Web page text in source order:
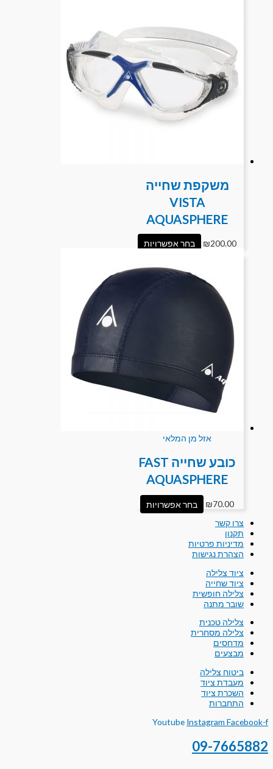
משקפת שחייה
VISTA
AQUASPHERE
₪200.00 בחר אפשרויות
אזל מן המלאי
כובע שחייה FAST
AQUASPHERE
₪70.00
בחר אפשרויות
צרו קשר
תקנון
מדיניות פרטיות
הצהרת נגישות
ציוד צלילה
ציוד שחייה
צלילה חופשית
שובר מתנה
צלילה טכנית
צלילה מסחרית
מדחסים
מבצעים
ביטוח צלילה
מעבדת ציוד
השכרת ציוד
התחברות
Youtube Instagram Facebook-f
09-7665882